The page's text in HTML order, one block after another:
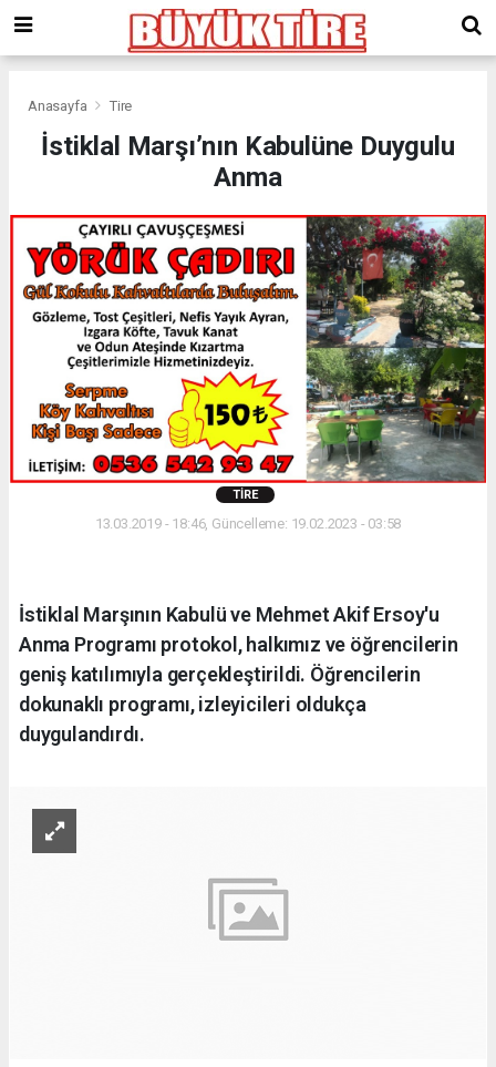
giriş
kingroyal
Anasayfa Tire
İstiklal Marşı’nın Kabulüne Duygulu
Anma
TIRE
13.03.2019 - 18:46, Güncelleme: 19.02.2023 - 03:58
İstiklal Marşının Kabulü ve Mehmet Akif Ersoy'u
Anma Programı protokol, halkımız ve öğrencilerin
geniş katılımıyla gerçekleştirildi. Öğrencilerin
dokunaklı programı, izleyicileri oldukça
duygulandırdı.